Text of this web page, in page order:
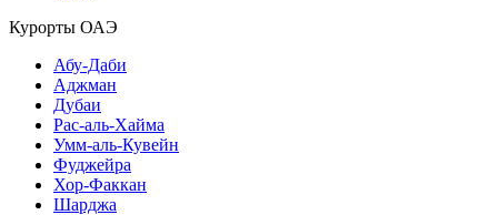
Курорты ОАЭ
Абу-Даби
Аджман
Дубаи
Рас-аль-Хайма
Умм-аль-Кувейн
Фуджейра
Хор-Факкан
Шарджа